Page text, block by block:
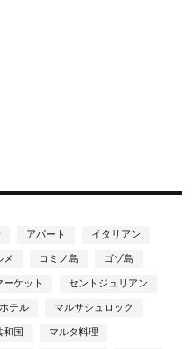
アパート イタリアン
メ コミノ島 ゴゾ島
ーケット セントジュリアン
ホテル マルサシュロック
和国 マルタ料理